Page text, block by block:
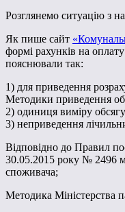
Розглянемо ситуацію з
Як пише сайт
формі рахунків на
пояснювали так:
1) для приведення
Методики приведення
2) одиниця виміру
3) неприведення
Відповідно до Правил
30.05.2015 року № 2496
споживача;
Методика Міністерства